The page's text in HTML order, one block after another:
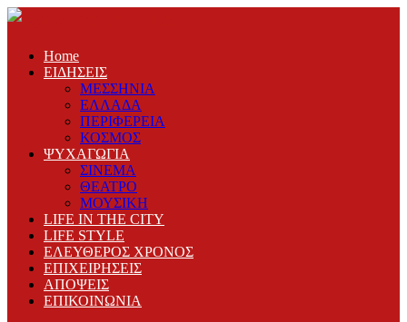
Home
ΕΙΔΗΣΕΙΣ
ΜΕΣΣΗΝΙΑ
ΕΛΛΑΔΑ
ΠΕΡΙΦΕΡΕΙΑ
ΚΟΣΜΟΣ
ΨΥΧΑΓΩΓΙΑ
ΣΙΝΕΜΑ
ΘΕΑΤΡΟ
ΜΟΥΣΙΚΗ
LIFE IN THE CITY
LIFE STYLE
ΕΛΕΥΘΕΡΟΣ ΧΡΟΝΟΣ
ΕΠΙΧΕΙΡΗΣΕΙΣ
ΑΠΟΨΕΙΣ
ΕΠΙΚΟΙΝΩΝΙΑ